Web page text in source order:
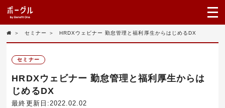
＞ セミナー ＞ HRDXウェビナー 勤怠管理と福利厚生からはじめるDX
セミナー
HRDXウェビナー 勤怠管理と福利厚生からは
じめるDX
最終更新日:2022.02.02